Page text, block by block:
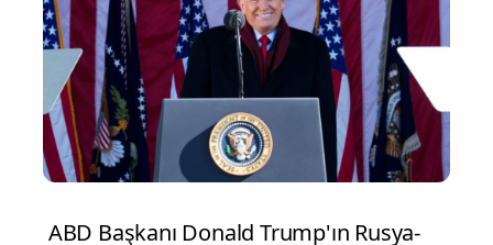
ABD Başkanı Donald Trump'ın Rusya-